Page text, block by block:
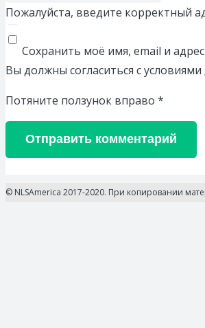
Пожалуйста, введите корректный
Сохранить моё имя, email и
Вы должны согласиться с
Потяните ползунок вправо *
Отправить комментарий
© NLSAmerica 2017-2020. При копировании